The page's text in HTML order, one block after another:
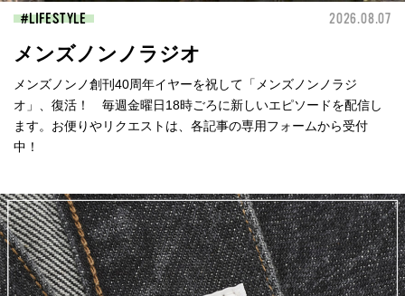
LIFESTYLE 2026.08.07
メンズノンノラジオ
メンズノンノ創刊40周年イヤーを祝して「メンズノンノラジ
オ」、復活！ 毎週金曜日18時ごろに新しいエピソードを配信し
ます。お便りやリクエストは、各記事の専用フォームから受付
中！